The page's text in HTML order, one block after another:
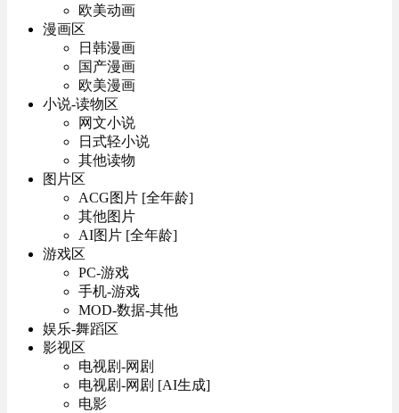
欧美动画
漫画区
日韩漫画
国产漫画
欧美漫画
小说-读物区
网文小说
日式轻小说
其他读物
图片区
ACG图片 [全年龄]
其他图片
AI图片 [全年龄]
游戏区
PC-游戏
手机-游戏
MOD-数据-其他
娱乐-舞蹈区
影视区
电视剧-网剧
电视剧-网剧 [AI生成]
电影